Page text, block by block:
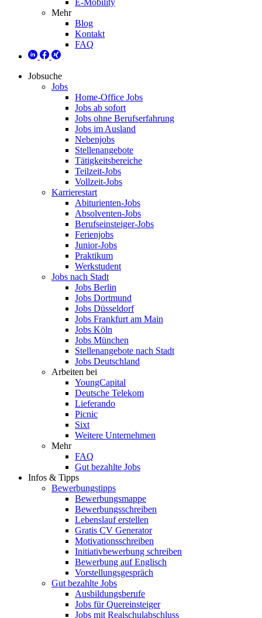
E-Mobility
Mehr
Blog
Kontakt
FAQ
Jobsuche
Jobs
Home-Office Jobs
Jobs ab sofort
Jobs ohne Berufserfahrung
Jobs im Ausland
Nebenjobs
Stellenangebote
Tätigkeitsbereiche
Teilzeit-Jobs
Vollzeit-Jobs
Karrierestart
Abiturienten-Jobs
Absolventen-Jobs
Berufseinsteiger-Jobs
Ferienjobs
Junior-Jobs
Praktikum
Werkstudent
Jobs nach Stadt
Jobs Berlin
Jobs Dortmund
Jobs Düsseldorf
Jobs Frankfurt am Main
Jobs Köln
Jobs München
Stellenangebote nach Stadt
Jobs Deutschland
Arbeiten bei
YoungCapital
Deutsche Telekom
Lieferando
Picnic
Sixt
Weitere Unternehmen
Mehr
FAQ
Gut bezahlte Jobs
Infos & Tipps
Bewerbungstipps
Bewerbungsmappe
Bewerbungsschreiben
Lebenslauf erstellen
Gratis CV Generator
Motivationsschreiben
Initiativbewerbung schreiben
Bewerbung auf Englisch
Vorstellungsgespräch
Gut bezahlte Jobs
Ausbildungsberufe
Jobs für Quereinsteiger
Jobs mit Realschulabschluss